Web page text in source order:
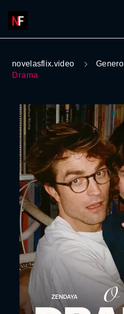
novelasflix.video Genero
Drama